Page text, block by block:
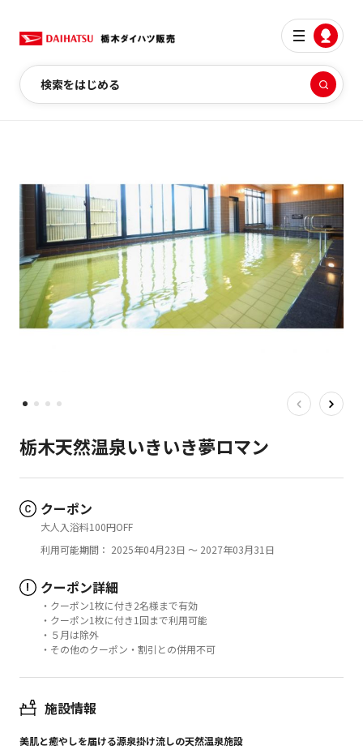
検索をはじめる
栃木天然温泉いきいき夢ロマン
クーポン
大人入浴料100円OFF
利用可能期間： 2025年04月23日 ～ 2027年03月31日
! クーポン詳細
・クーポン1枚に付き2名様まで有効
・クーポン1枚に付き1回まで利用可能
・５月は除外
・その他のクーポン・割引との併用不可
施設情報
美肌と癒やしを届ける源泉掛け流しの天然温泉施設